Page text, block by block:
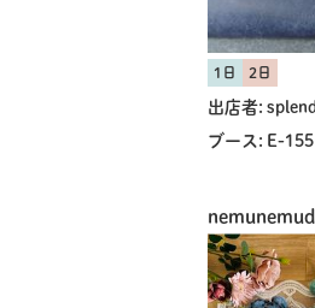
1日 2日
出店者:
ブース: E-155